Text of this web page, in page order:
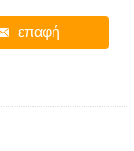
επαφή